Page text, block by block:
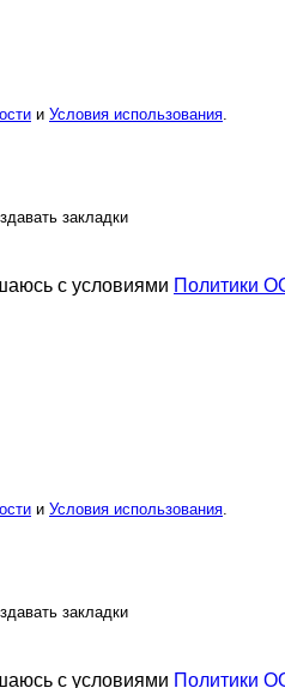
и Условия использования.
закладки
с условиями Политики
и Условия использования.
закладки
с условиями Политики